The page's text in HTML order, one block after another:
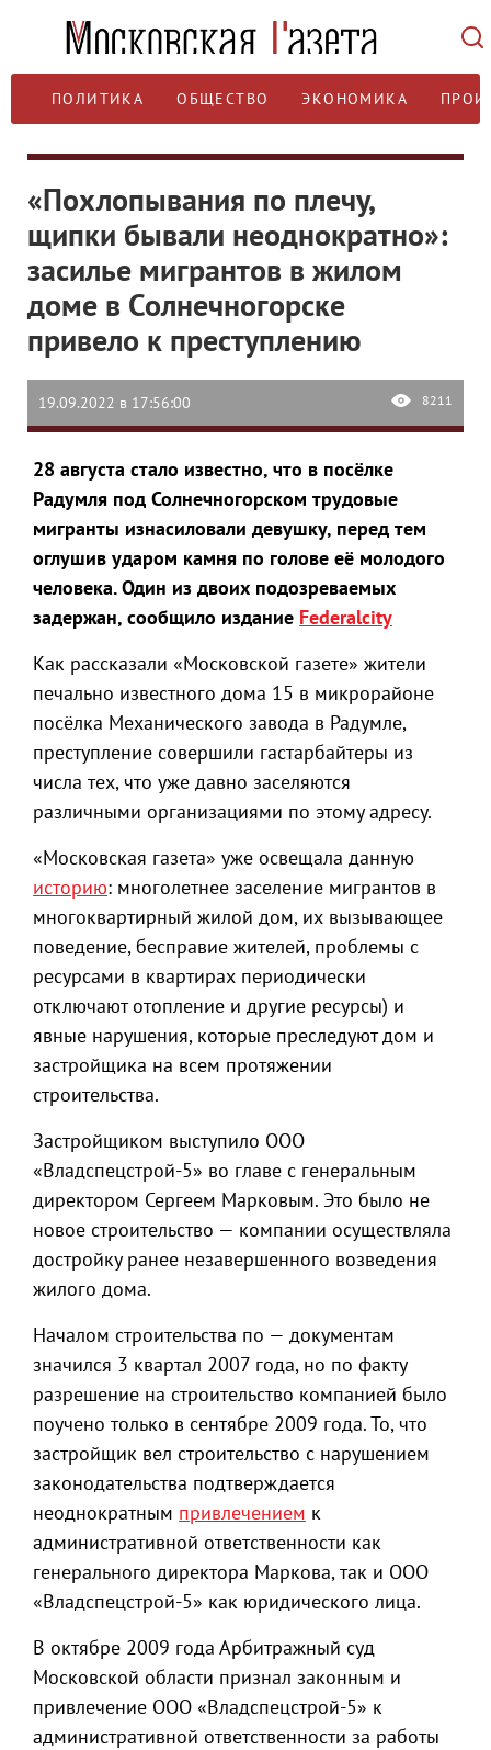
ПОЛИТИКА ОБЩЕСТВО ЭКОНОМИКА
«Похлопывания по плечу,
щипки бывали неоднократно»:
засилье мигрантов в жилом
доме в Солнечногорске
привело к преступлению
19.09.2022 в 17:56:00 8211
28 августа стало известно, что в посёлке
Радумля под Солнечногорском трудовые
мигранты изнасиловали девушку, перед тем
оглушив ударом камня по голове её молодого
человека. Один из двоих подозреваемых
задержан, сообщило издание Federalcity
Как рассказали «Московской газете» жители
печально известного дома 15 в микрорайоне
посёлка Механического завода в Радумле,
преступление совершили гастарбайтеры из
числа тех, что уже давно заселяются
различными организациями по этому адресу.
«Московская газета» уже освещала данную
историю: многолетнее заселение мигрантов в
многоквартирный жилой дом, их вызывающее
поведение, бесправие жителей, проблемы с
ресурсами в квартирах периодически
отключают отопление и другие ресурсы) и
явные нарушения, которые преследуют дом и
застройщика на всем протяжении
строительства.
Застройщиком выступило ООО
«Владспецстрой-5» во главе с генеральным
директором Сергеем Марковым. Это было не
новое строительство — компании осуществляла
достройку ранее незавершенного возведения
жилого дома.
Началом строительства по — документам
значился 3 квартал 2007 года, но по факту
разрешение на строительство компанией было
поучено только в сентябре 2009 года. То, что
застройщик вел строительство с нарушением
законодательства подтверждается
неоднократным привлечением к
административной ответственности как
генерального директора Маркова, так и ООО
«Владспецстрой-5» как юридического лица.
В октябре 2009 года Арбитражный суд
Московской области признал законным и
привлечение ООО «Владспецстрой-5» к
административной ответственности за работы